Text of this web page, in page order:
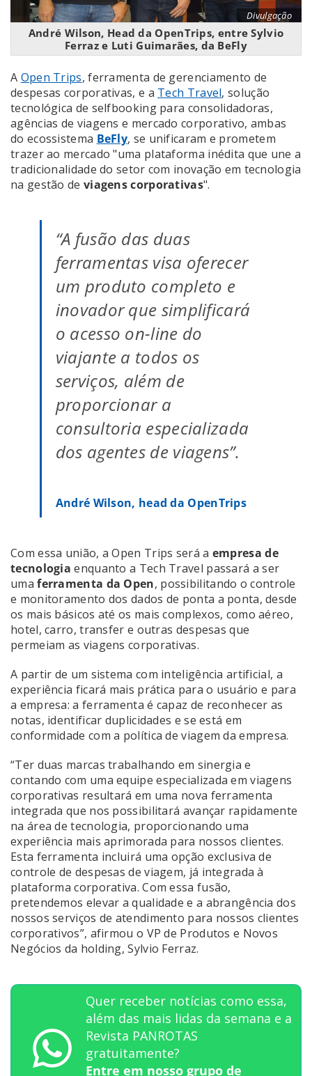
Divulgação
André Wilson, Head da OpenTrips, entre Sylvio
Ferraz e Luti Guimarães, da BeFly
A Open Trips, ferramenta de gerenciamento de
despesas corporativas, e a Tech Travel, solução
tecnológica de selfbooking para consolidadoras,
agências de viagens e mercado corporativo, ambas
do ecossistema BeFly, se unificaram e prometem
trazer ao mercado "uma plataforma inédita que une a
tradicionalidade do setor com inovação em tecnologia
na gestão de viagens corporativas".
“A fusão das duas
ferramentas visa oferecer
um produto completo e
inovador que simplificará
o acesso on-line do
viajante a todos os
serviços, além de
proporcionar a
consultoria especializada
dos agentes de viagens”.
André Wilson, head da OpenTrips
Com essa união, a Open Trips será a empresa de
tecnologia enquanto a Tech Travel passará a ser
umaferramenta da Open, possibilitando o controle
e monitoramento dos dados de ponta a ponta, desde
os mais básicos até os mais complexos, como aéreo,
hotel, carro, transfer e outras despesas que
permeiam as viagens corporativas.
A partir de um sistema com inteligência artificial, a
experiência ficará mais prática para o usuário e para
a empresa: a ferramenta é capaz de reconhecer as
notas, identificar duplicidades e se está em
conformidade com a política de viagem da empresa.
“Ter duas marcas trabalhando em sinergia e
contando com uma equipe especializada em viagens
corporativas resultará em uma nova ferramenta
integrada que nos possibilitará avançar rapidamente
na área de tecnologia, proporcionando uma
experiência mais aprimorada para nossos clientes.
Esta ferramenta incluirá uma opção exclusiva de
controle de despesas de viagem, já integrada à
plataforma corporativa. Com essa fusão,
pretendemos elevar a qualidade e a abrangência dos
nossos serviços de atendimento para nossos clientes
corporativos”, afirmou o VP de Produtos e Novos
Negócios da holding, Sylvio Ferraz.
Quer receber notícias como essa,
além das mais lidas da semana e a
Revista PANROTAS
gratuitamente?
Entre em nosso grupo de